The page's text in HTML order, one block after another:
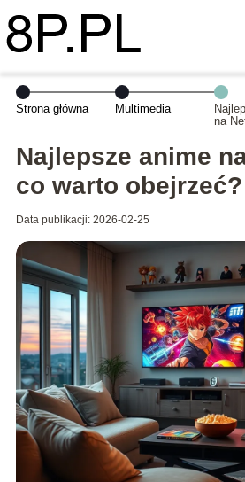
Strona główna Multimedia
na
Najlepsze anime
co warto obejrzeć?
Data publikacji: 2026-02-25